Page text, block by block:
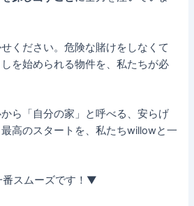
ください。危険な賭けをしなくて
を始められる物件を、私たちが必
ら「自分の家」と呼べる、安らげ
高のスタートを、私たちwillowと一
スムーズです！▼